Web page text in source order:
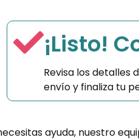
¡Listo!
Revisa los detalles
envío y finaliza tu
ayuda, nuestro